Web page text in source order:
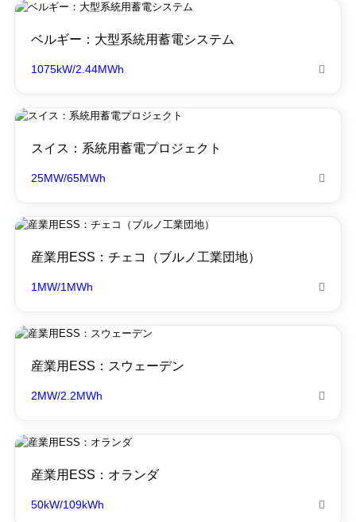
ベルギー：大型系統用蓄電システム
1075kW/2.44MWh 
スイス：系統用蓄電プロジェクト
25MW/65MWh 
産業用ESS：チェコ（ブルノ工業団地）
1MW/1MWh 
産業用ESS：スウェーデン
2MW/2.2MWh 
産業用ESS：オランダ
50kW/109kWh 